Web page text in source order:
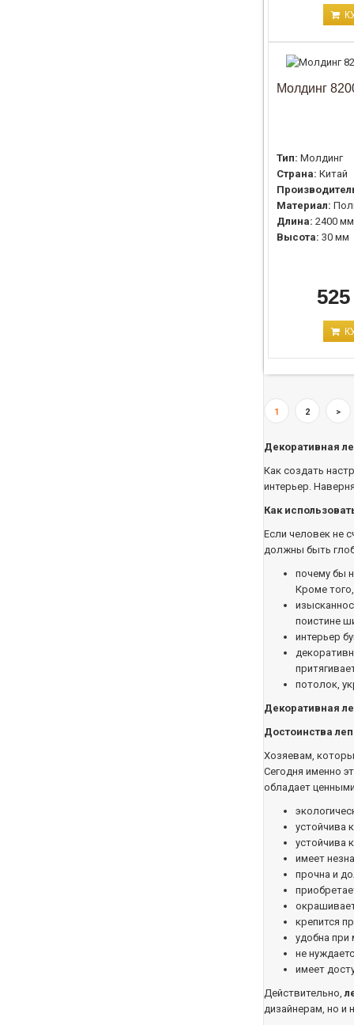
Молдинг
Тип: Молдинг
Страна: Китай
Материал:
Длина: 2400 мм
Высота: 30 мм
1 2 >
Декоративная
Как создать
интерьер.
Как
Если человек не
должны быть
почему бы
Кроме
поистине
интерьер
потолок,
Декоративная
Достоинства
Хозяевам,
Сегодня именно
обладает
устойчива
устойчива
имеет
прочна и
крепится
удобна при
не
имеет
Действительно,
дизайнерам, но и